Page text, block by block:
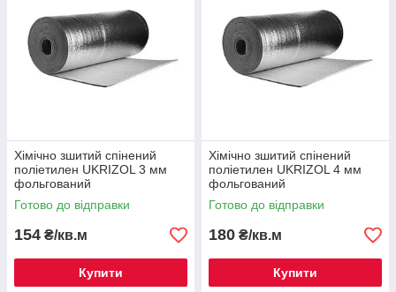
Хімічно зшитий спінений
поліетилен UKRIZOL 3 мм
фольгований
Готово до відправки
154 ₴/кв.м
Купити
Хімічно зшитий спінений
поліетилен UKRIZOL 4 мм
фольгований
Готово до відправки
180 ₴/кв.м
Купити